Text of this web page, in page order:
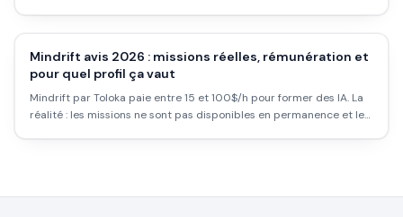
Mindrift avis 2026 : missions réelles, rémunération et
pour quel profil ça vaut
Mindrift par Toloka paie entre 15 et 100$/h pour former des IA. La
réalité : les missions ne sont pas disponibles en permanence et le